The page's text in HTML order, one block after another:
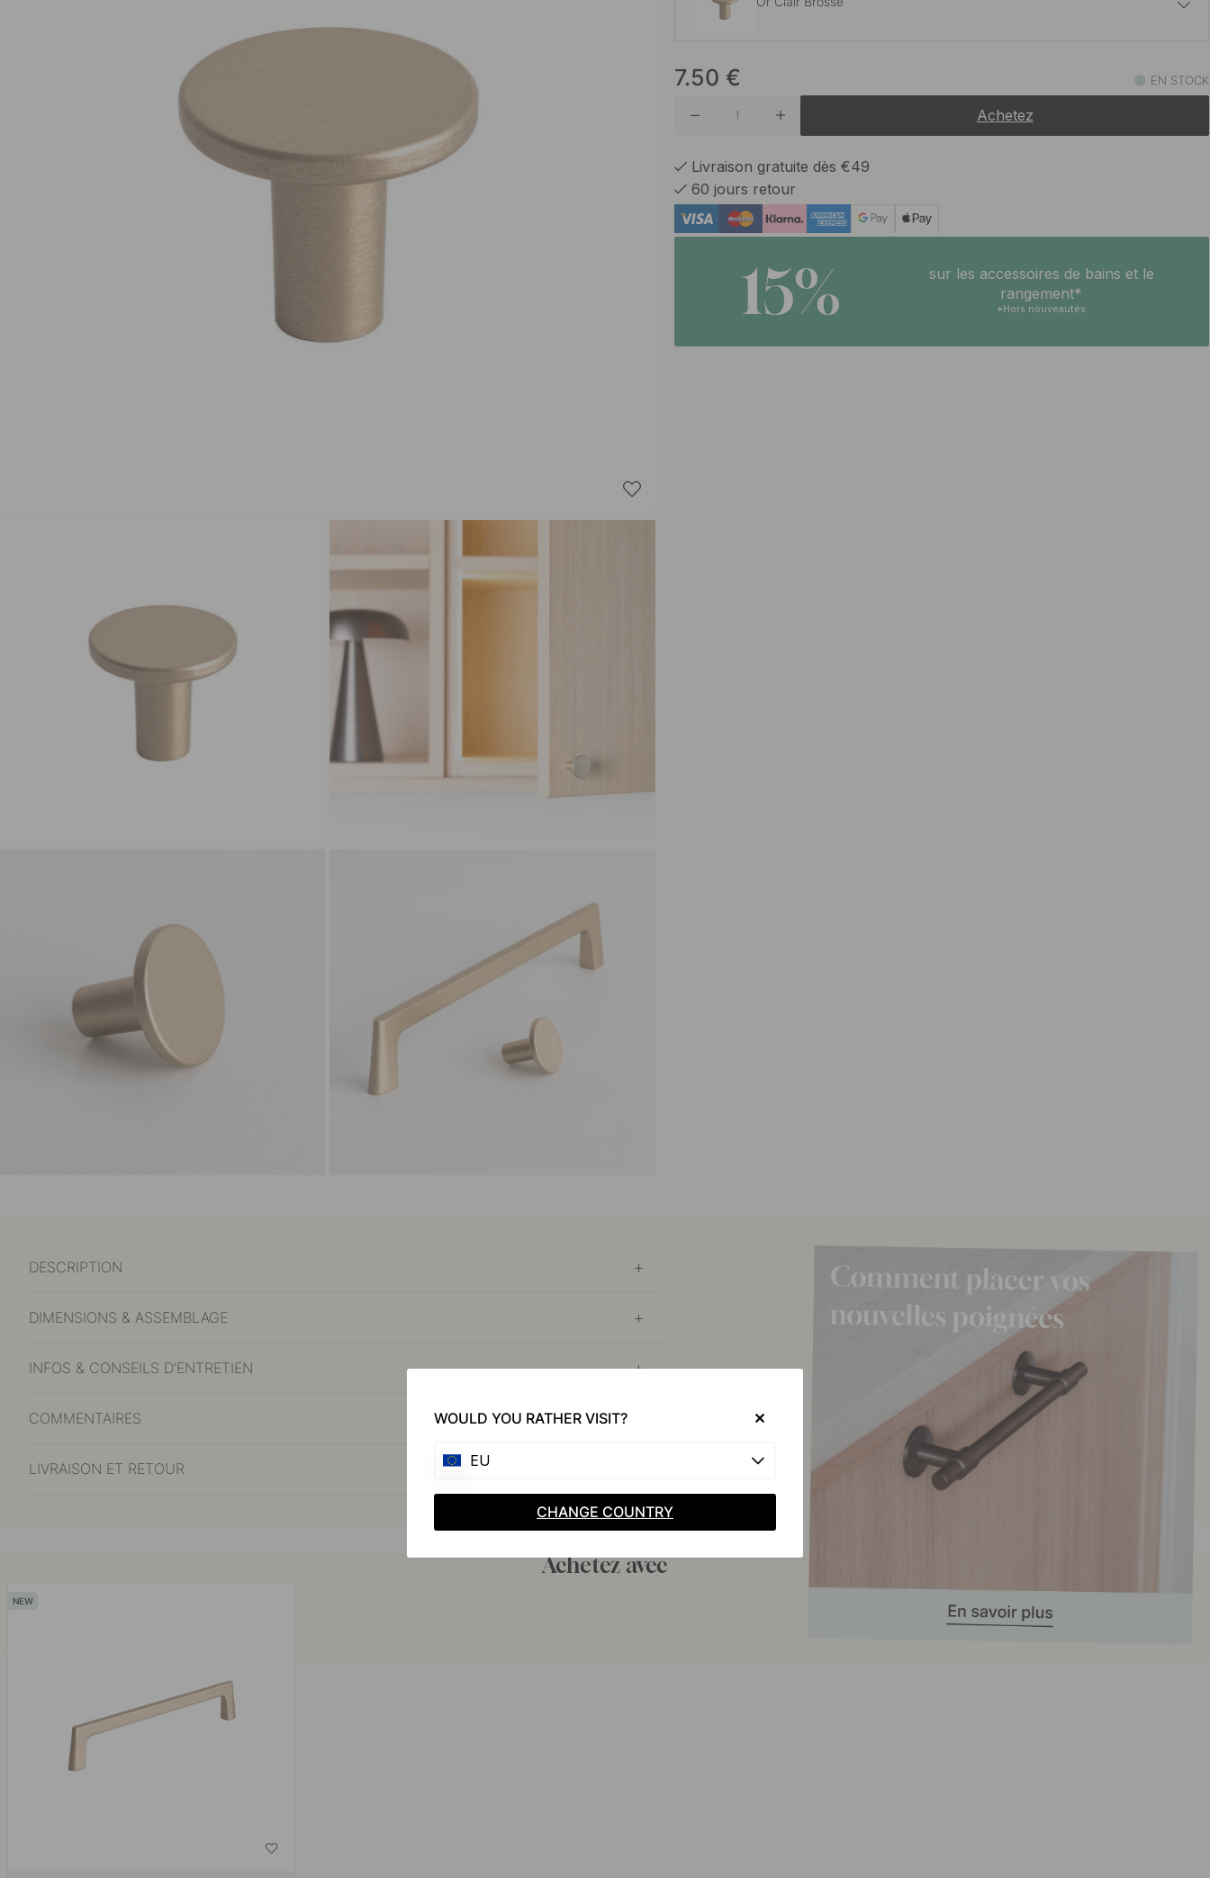
En stock
Finition en acier inoxydable
7.50 € EN STOCK
Achetez
Livraison gratuite dès €49
60 jours retour
15%
sur les accessoires de bains et le
rangement*
*Hors nouveautés
DESCRIPTION
DIMENSIONS & ASSEMBLAGE
INFOS & CONSEILS D'ENTRETIEN
COMMENTAIRES
LIVRAISON ET RETOUR
Achetez avec
WOULD YOU RATHER VISIT?
EU
CHANGE COUNTRY